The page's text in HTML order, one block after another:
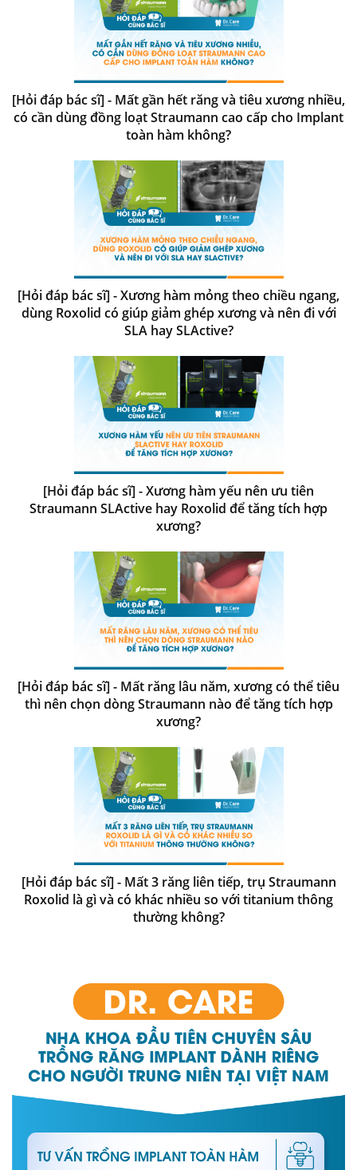
[Hỏi đáp bác sĩ] - Mất gần hết răng và tiêu xương nhiều,
có cần dùng đồng loạt Straumann cao cấp cho Implant
toàn hàm không?
[Hỏi đáp bác sĩ] - Xương hàm mỏng theo chiều ngang,
dùng Roxolid có giúp giảm ghép xương và nên đi với
SLA hay SLActive?
[Hỏi đáp bác sĩ] - Xương hàm yếu nên ưu tiên
Straumann SLActive hay Roxolid để tăng tích hợp
xương?
[Hỏi đáp bác sĩ] - Mất răng lâu năm, xương có thể tiêu
thì nên chọn dòng Straumann nào để tăng tích hợp
xương?
[Hỏi đáp bác sĩ] - Mất 3 răng liên tiếp, trụ Straumann
Roxolid là gì và có khác nhiều so với titanium thông
thường không?